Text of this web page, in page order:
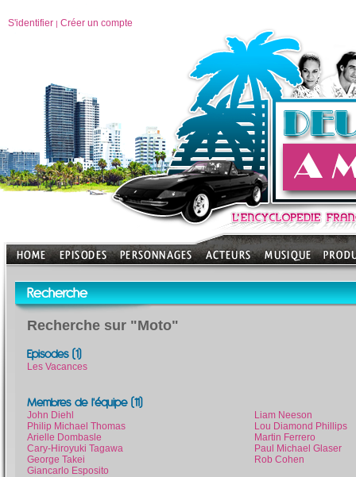
S'identifier | Créer un compte
Recherche
Recherche sur "Moto"
Episodes (1)
Les Vacances
Membres de l'équipe (11)
John Diehl
Philip Michael Thomas
Arielle Dombasle
Cary-Hiroyuki Tagawa
George Takei
Giancarlo Esposito
Liam Neeson
Lou Diamond Phillips
Martin Ferrero
Paul Michael Glaser
Rob Cohen